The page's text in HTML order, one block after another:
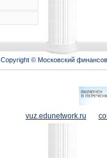
Copyright © Московский
vuz.edunetwork.ru